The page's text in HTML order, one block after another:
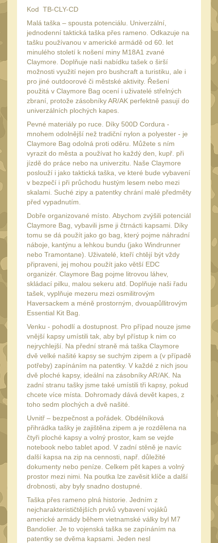
Pouzdra na
elektroniku
Pouzdra a kapsy na
suchý zip
Stehenní pouzdra29
Pouzdra na svítilny2
Puzdrá na mapy24
Cestovné púzdra
Peněženky 15
Doplňky378
Ramenní popruhy a
vycpávky 10
Karabiny a přezky 75
Kroužky, šňůrky,
koncovky 25
Nášivky
Samonavíjecí držáky1
Zámky1
Nepromokavý potahy a
vaky
Adaptéry 33
Taktická pera
Láhve 16
Lékárničky 17
Na přežití
Ostatní
MONTÁŽE PRO OPTIKU
Adaptéry a risery 40
Boční montáže11
Montáže pro optiku 179
1" Picatinny45
1" Dovetail
30mm Picatinny47
Kod TB-CLY-CD
Malá taška – spousta potenciálu. Univerzální,
jednodenní taktická taška přes rameno. Odkazuje na
tašku používanou v americké armádě od 60. let
minulého století k nošení miny M18A1 zvané
Claymore. Doplňuje naši nabídku tašek o širší
možnosti využití nejen pro bushcraft a turistiku, ale i
pro jiné outdoorové či městské aktivity. Řešení
použitá v Claymore Bag ocení i uživatelé střelných
zbraní, protože zásobníky AR/AK perfektně pasují do
univerzálních plochých kapes.
Pevné materiály po ruce. Díky 500D Cordura -
mnohem odolnější než tradiční nylon a polyester - je
Claymore Bag odolná proti oděru. Můžete s ním
vyrazit do města a používat ho každý den, kupř. při
jízdě do práce nebo na univerzitu. Naše Claymore
poslouží i jako taktická taška, ve které bude vybavení
v bezpečí i při průchodu hustým lesem nebo mezi
skalami. Suché zipy a patentky chrání malé předměty
před vypadnutím.
Dobře organizované místo. Abychom zvýšili potenciál
Claymore Bag, vybavili jsme ji čtrnácti kapsami. Díky
tomu se dá použít jako go bag, který pojme náhradní
náboje, kantýnu a lehkou bundu (jako Windrunner
nebo Tramontane). Uživatelé, kteří chtějí být vždy
připraveni, jej mohou použít jako větší EDC
organizér. Claymore Bag pojme litrovou láhev,
skládací pilku, malou sekeru atd. Doplňuje naši řadu
tašek, vyplňuje mezeru mezi osmilitrovým
Haversackem a méně prostorným, dvouapůllitrovým
Essential Kit Bag.
Venku - pohodlí a dostupnost. Pro případ nouze jsme
vnější kapsy umístili tak, aby byl přístup k nim co
nejrychlejší. Na přední straně má taška Claymore
dvě velké našité kapsy se suchým zipem a (v případě
potřeby) zapínáním na patentky. V každé z nich jsou
dvě ploché kapsy, ideální na zásobníky AR/AK. Na
zadní stranu tašky jsme také umístili tři kapsy, pokud
chcete více místa. Dohromady dává devět kapes, z
toho sedm plochých a dvě našité.
Uvnitř – bezpečnost a pořádek. Obdélníková
přihrádka tašky je zajištěna zipem a je rozdělena na
čtyři ploché kapsy a volný prostor, kam se vejde
notebook nebo tablet apod. V zadní stěně je navíc
další kapsa na zip na cennosti, např. důležité
dokumenty nebo peníze. Celkem pět kapes a volný
prostor mezi nimi. Na poutka lze zavěsit klíče a další
drobnosti, aby byly snadno dostupné.
Taška přes rameno plná historie. Jedním z
nejcharakterističtějších prvků vybavení vojáků
americké armády během vietnamské války byl M7
Bandolier. Je to vojenská taška se zapínáním na
patentky se dvěma kapsami. Jeden nesl